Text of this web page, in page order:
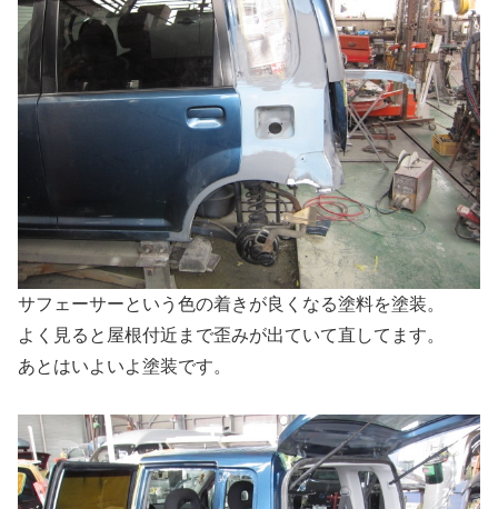
サフェーサーという色の着きが良くなる塗料を塗装。
よく見ると屋根付近まで歪みが出ていて直してます。
あとはいよいよ塗装です。